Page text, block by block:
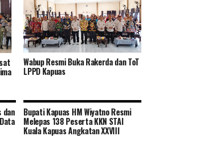
Wabup Resmi Buka Rakerda dan ToT
LPPD Kapuas
dan Bupati Kapuas HM Wiyatno Resmi
Melepas 138 Peserta KKN STAI
Kuala Kapuas Angkatan XXVIII